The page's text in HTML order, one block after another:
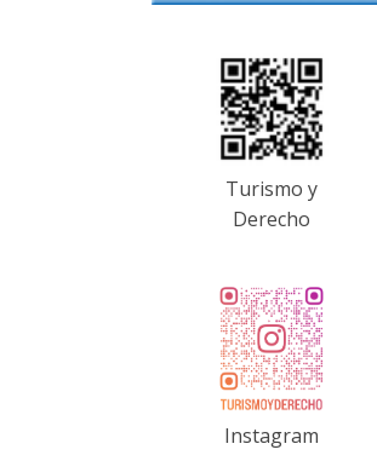
Turismo y
Derecho
Instagram